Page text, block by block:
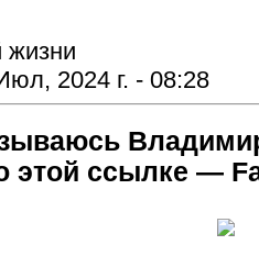
жизни
2024 г. - 08:28
этой ссылке —